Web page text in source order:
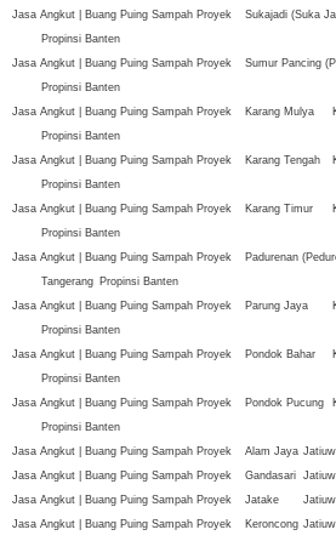
Jasa Angkut | Buang Puing Sampah Proyek
Sukajadi (Suka
Propinsi Banten
Jasa Angkut | Buang Puing Sampah Proyek
Sumur Pancing
Propinsi Banten
Jasa Angkut | Buang Puing Sampah Proyek
Karang Mulya
Propinsi Banten
Jasa Angkut | Buang Puing Sampah Proyek
Karang Tengah
Propinsi Banten
Jasa Angkut | Buang Puing Sampah Proyek
Karang Timur
Propinsi Banten
Jasa Angkut | Buang Puing Sampah Proyek
Padurenan
Tangerang Propinsi Banten
Jasa Angkut | Buang Puing Sampah Proyek
Parung Jaya
Propinsi Banten
Jasa Angkut | Buang Puing Sampah Proyek
Pondok Bahar
Propinsi Banten
Jasa Angkut | Buang Puing Sampah Proyek
Pondok Pucung
Propinsi Banten
Jasa Angkut | Buang Puing Sampah Proyek
Alam Jaya
Jasa Angkut | Buang Puing Sampah Proyek
Gandasari
Jasa Angkut | Buang Puing Sampah Proyek
Jatake
Jasa Angkut | Buang Puing Sampah Proyek
Keroncong